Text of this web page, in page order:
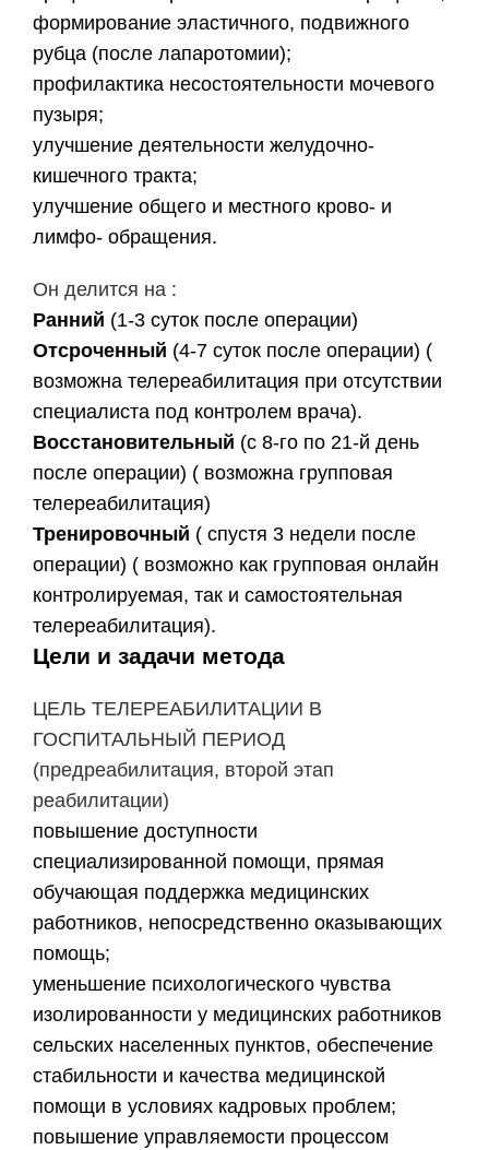
формирование эластичного, подвижного
рубца (после лапаротомии);
профилактика несостоятельности мочевого
пузыря;
улучшение деятельности желудочно-
кишечного тракта;
улучшение общего и местного крово- и
лимфо- обращения.
Он делится на :
Ранний (1-3 суток после операции)
Отсроченный (4-7 суток после операции) (
возможна телереабилитация при отсутствии
специалиста под контролем врача).
Восстановительный (с 8-го по 21-й день
после операции) ( возможна групповая
телереабилитация)
Тренировочный ( спустя 3 недели после
операции) ( возможно как групповая онлайн
контролируемая, так и самостоятельная
телереабилитация).
Цели и задачи метода
ЦЕЛЬ ТЕЛЕРЕАБИЛИТАЦИИ В
ГОСПИТАЛЬНЫЙ ПЕРИОД
(предреабилитация, второй этап
реабилитации)
повышение доступности
специализированной помощи, прямая
обучающая поддержка медицинских
работников, непосредственно оказывающих
помощь;
уменьшение психологического чувства
изолированности у медицинских работников
сельских населенных пунктов, обеспечение
стабильности и качества медицинской
помощи в условиях кадровых проблем;
повышение управляемости процессом